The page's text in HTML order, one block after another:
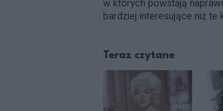
w których powstają
bardziej interesujące niż te
Teraz czytane